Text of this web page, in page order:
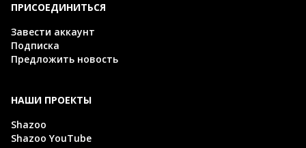
ПРИСОЕДИНИТЬСЯ
Завести аккаунт
Подписка
Предложить новость
НАШИ ПРОЕКТЫ
Shazoo
Shazoo YouTube